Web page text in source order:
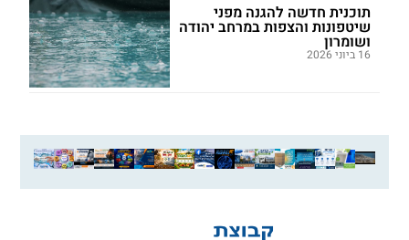
תוכנית חדשה להגנה מפני
שיטפונות והצפות במרחב יהודה
ושומרון
16 ביוני 2026